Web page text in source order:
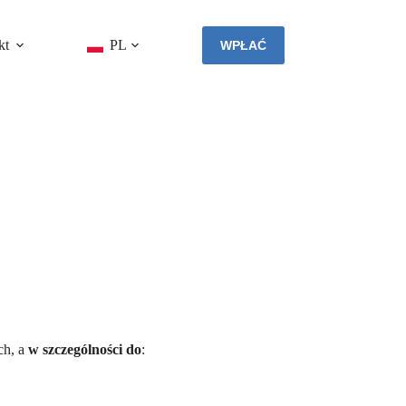
PL WPŁAĆ
a w szczególności do: